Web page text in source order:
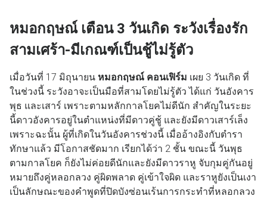
หมอกฤษณ์ เตือน 3 วันเกิด ระวังเรื่องรัก
สามเศร้า-มีเกณฑ์เป็นชู้ไม่รู้ตัว
เมื่อวันที่ 17 มิถุนายน หมอกฤษณ์ คอนเฟิร์ม เผย 3 วันเกิด ที่
ในช่วงนี้ ระวังอาจะเป็นมือที่สามโดยไม่รู้ตัว ได้แก่ วันอังคาร
พุธ และเสาร์ เพราะตามหลักกาลโยคไม่ดีนัก สำคัญในระยะ
นี้ดาวอังคารอยู่ในตำแหน่งที่มีดาวคู่ชู้ และยังมีดาวเสาร์เล็ง
เพราะฉะนั้น ผู้ที่เกิดในวันอังคารช่วงนี้ เมื่ออ้างอิงกับตำรา
ทักษาแล้ว มีโอกาสชัดมาก เรียกได้ว่า 2 ชั้น ขณะนี้ วันพุธ
ตามกาลโยค ก็ยังไม่ค่อยดีนักและยังมีดาวราหู จับกุมคู่กันอยู่
หมายถึงคู่หลอกลวง คู่ผิดพลาด คู่เข้าใจผิด และราหูยังเป็นเงา
เป็นลักษณะของคำพูดที่ปิดบังซ่อนเร้นการกระทำที่หลอกลวง